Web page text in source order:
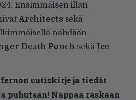
Ensimmäisen illan
Architects sekä
nähdään
Death Punch sekä Ice
uutiskirje ja tiedät
puhutaan! Nappaa raskaan